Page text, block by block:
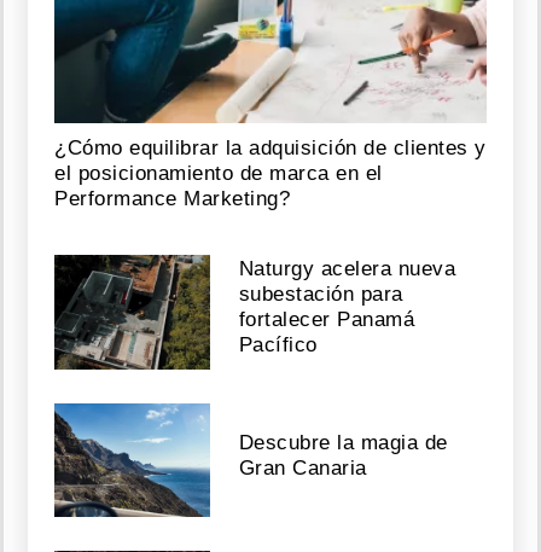
¿Cómo equilibrar la adquisición de clientes y
el posicionamiento de marca en el
Performance Marketing?
Naturgy acelera nueva
subestación para
fortalecer Panamá
Pacífico
Descubre la magia de
Gran Canaria